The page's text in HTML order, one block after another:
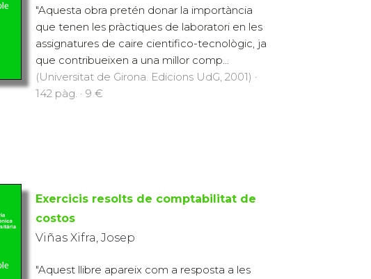
"Aquesta obra pretén donar la importància
que tenen les pràctiques de laboratori en les
assignatures de caire cientifico-tecnològic, ja
que contribueixen a una millor comp...
(Universitat de Girona. Edicions UdG, 2001) ·
142 pàg. · 9 €
Exercicis resolts de comptabilitat de
costos
Viñas Xifra, Josep
"Aquest llibre apareix com a resposta a les